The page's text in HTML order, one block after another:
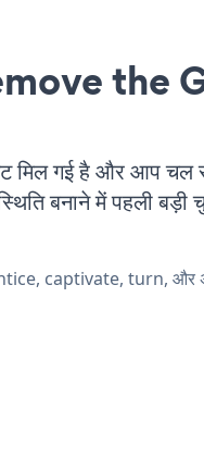
the
मिल गई है और आप चल
बनाने में पहली बड़ी
captivate, turn, और